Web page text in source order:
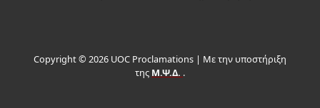
Copyright © 2026 UOC Proclamations | Με την υποστήριξη
της Μ.Ψ.Δ. .